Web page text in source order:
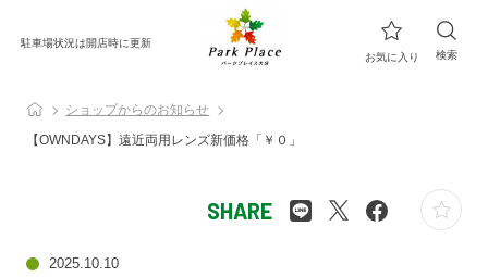
駐車場状況は開店時に更新
お気に入り
検索
ショップからのお知らせ
【OWNDAYS】遠近両用レンズ新価格「￥０」
SHARE
2025.10.10